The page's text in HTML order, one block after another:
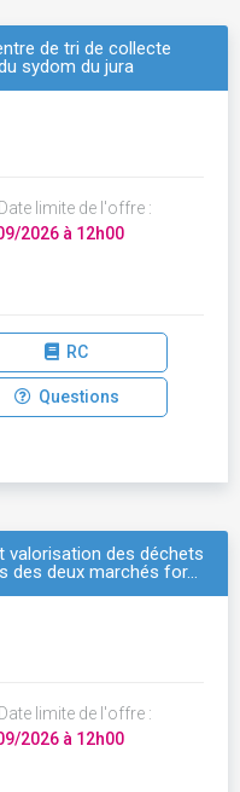
de tri de collecte
sydom du jura
Date limite de l'offre :
2026 à 12h00
RC
Questions
valorisation des déchets
des deux marchés for…
Date limite de l'offre :
2026 à 12h00